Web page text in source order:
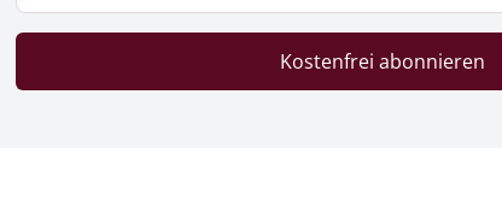
Kostenfrei abonnieren